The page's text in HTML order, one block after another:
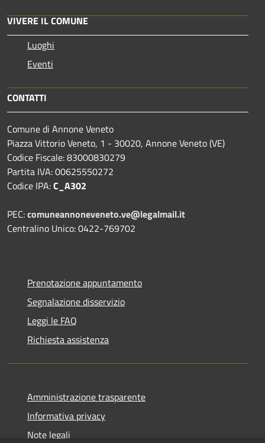
VIVERE IL COMUNE
Luoghi
Eventi
CONTATTI
Comune di Annone Veneto
Piazza Vittorio Veneto, 1 - 30020, Annone Veneto (VE)
Codice Fiscale: 83000830279
Partita IVA: 00625550272
Codice IPA:C_A302
PEC:comuneannoneveneto.ve@legalmail.it
Centralino Unico: 0422-769702
Prenotazione appuntamento
Segnalazione disservizio
Leggi le FAQ
Richiesta assistenza
Amministrazione trasparente
Informativa privacy
Note legali